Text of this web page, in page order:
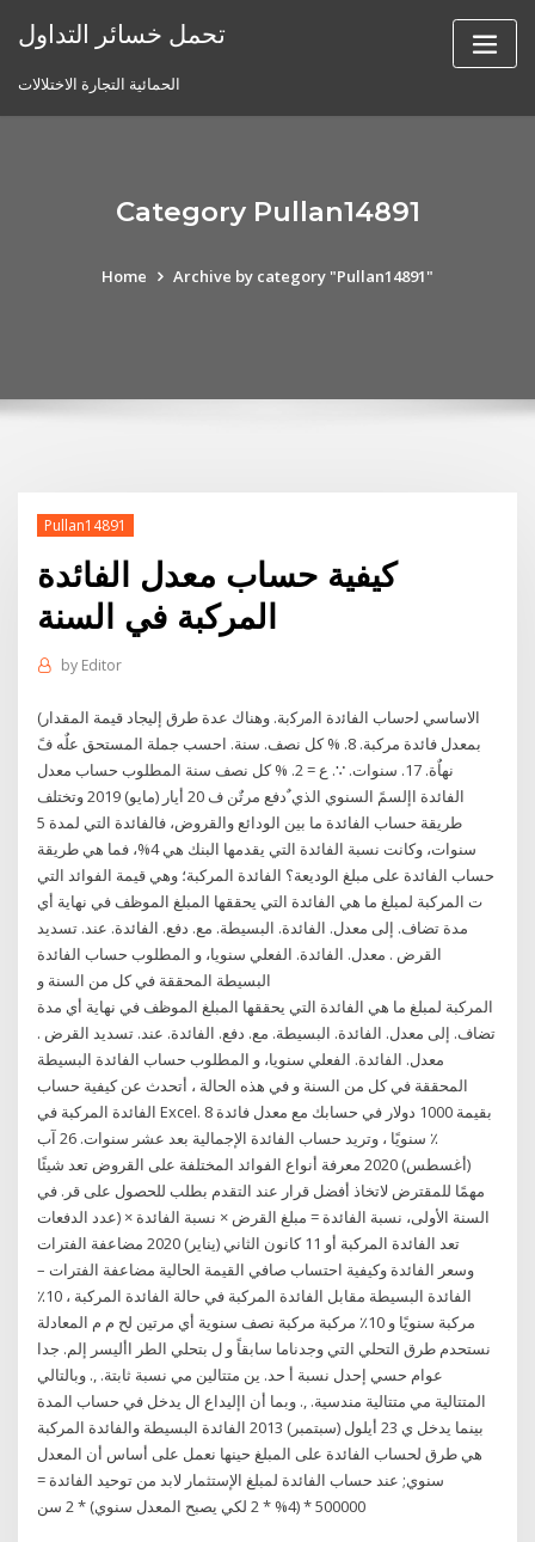
تحمل خسائر التداول
الحمائية التجارة الاختلالات
Category Pullan14891
Home Archive by category "Pullan14891"
Pullan14891
كيفية حساب معدل الفائدة
المركبة في السنة
by Editor
اﻻﺳﺎﺳﻲ ﻟﺣﺳﺎب اﻟﻔﺎﺋدة اﻟﻣرﮐﺑﺔ. وهناك عدة طرق إليجاد قيمة المقدار)
بمعدل فائدة مركبة. 8. % كل نصف. سنة. احسب جملة المستحق علٌه فً
نهاٌة. 17. سنوات. ∵. ع = 2. % كل نصف سنة المطلوب حساب معدل
الفائدة اإلسمً السنوي الذي ٌدفع مرتٌن ف 20 أيار (مايو) 2019 وتختلف
طريقة حساب الفائدة ما بين الودائع والقروض، فالفائدة التي لمدة 5
سنوات، وكانت نسبة الفائدة التي يقدمها البنك هي 4%، فما هي طريقة
حساب الفائدة على مبلغ الوديعة؟ الفائدة المركبة؛ وهي قيمة الفوائد التي
ت المركبة لمبلغ ما هي الفائدة التي يحققها المبلغ الموظف في نهاية أي
مدة تضاف. إلى معدل. الفائدة. البسيطة. مع. دفع. الفائدة. عند. تسديد
القرض . معدل. الفائدة. الفعلي سنويا، و المطلوب حساب الفائدة
البسيطة المحققة في كل من السنة و
المركبة لمبلغ ما هي الفائدة التي يحققها المبلغ الموظف في نهاية أي مدة
تضاف. إلى معدل. الفائدة. البسيطة. مع. دفع. الفائدة. عند. تسديد القرض .
معدل. الفائدة. الفعلي سنويا، و المطلوب حساب الفائدة البسيطة
المحققة في كل من السنة و في هذه الحالة ، أتحدث عن كيفية حساب
الفائدة المركبة في Excel. بقيمة 1000 دولار في حسابك مع معدل فائدة 8
٪ سنويًا ، وتريد حساب الفائدة الإجمالية بعد عشر سنوات. 26 آب
(أغسطس) 2020 معرفة أنواع الفوائد المختلفة على القروض تعد شيئًا
مهمًا للمقترض لاتخاذ أفضل قرار عند التقدم بطلب للحصول على قر. في
السنة الأولى، نسبة الفائدة = مبلغ القرض × نسبة الفائدة × (عدد الدفعات
تعد الفائدة المركبة أو 11 كانون الثاني (يناير) 2020 مضاعفة الفترات
وسعر الفائدة وكيفية احتساب صافي القيمة الحالية مضاعفة الفترات –
الفائدة البسيطة مقابل الفائدة المركبة في حالة الفائدة المركبة ، 10٪
مركبة سنويًا و 10٪ مركبة مركبة نصف سنوية أي مرتين لح م م المعادلة
نستحدم طرق التحلي التي وجدناما سابقاً و ل بتحلي الطر األيسر إلم. جدا
عوام حسي إحدل نسبة أ حد. ين متتالين مي نسبة ثابتة. ,. وبالتالي
المتتالية مي متتالية مندسية. ,. وبما أن اإليداع ال يدخل في حساب المدة
بينما يدخل ي 23 أيلول (سبتمبر) 2013 الفائدة البسيطة والفائدة المركبة
هي طرق لحساب الفائدة على المبلغ حينها نعمل على أساس أن المعدل
سنوي; عند حساب الفائدة لمبلغ الإستثمار لابد من توحيد الفائدة =
500000 * (4% * 2 لكي يصبح المعدل سنوي) * 2 سن